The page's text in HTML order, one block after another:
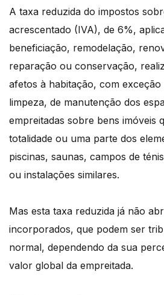
A taxa reduzida do impostos
acrescentado (IVA), de 6%,
beneficiação, remodelação,
reparação ou conservação,
afetos à habitação, com
limpeza, de manutenção dos
empreitadas sobre bens imóveis
totalidade ou uma parte dos
piscinas, saunas, campos de
ou instalações similares.
Mas esta taxa reduzida já não
incorporados, que podem ser
normal, dependendo da sua
valor global da empreitada.